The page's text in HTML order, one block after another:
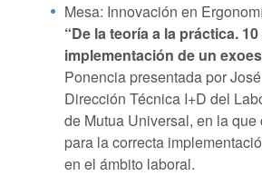
Mesa: Innovación en
“De la teoría a la práctica.
implementación de un
Ponencia presentada por
Dirección Técnica I+D del
de Mutua Universal, en la
para la correcta
en el ámbito laboral.